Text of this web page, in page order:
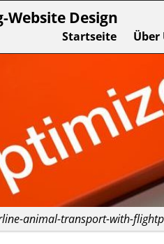
Website Design
Startseite Über
animal-transport-with-